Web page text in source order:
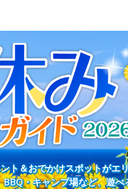
ト＆おでかけスポットがエ
・キャンプ場など、遊